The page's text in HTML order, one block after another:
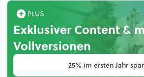
Exklusiver Content &
Vollversionen
25% im ersten Jahr